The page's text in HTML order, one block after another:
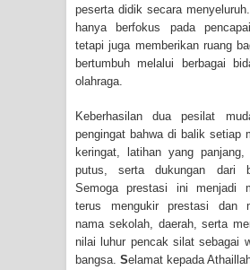
peserta didik secara
hanya berfokus pada
tetapi juga memberikan ruang
bertumbuh melalui berbagai
olahraga.
Keberhasilan dua pesilat
pengingat bahwa di balik setiap
keringat, latihan yang
putus, serta dukungan dari
Semoga prestasi ini menjadi
terus mengukir prestasi dan
nama sekolah, daerah, serta
nilai luhur pencak silat sebagai
bangsa. Selamat kepada